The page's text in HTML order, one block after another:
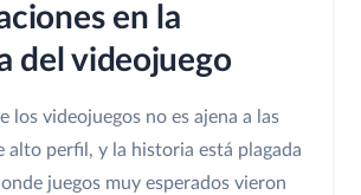
en la
del videojuego
los videojuegos no es ajena a las
alto perfil, y la historia está plagada
juegos muy esperados vieron